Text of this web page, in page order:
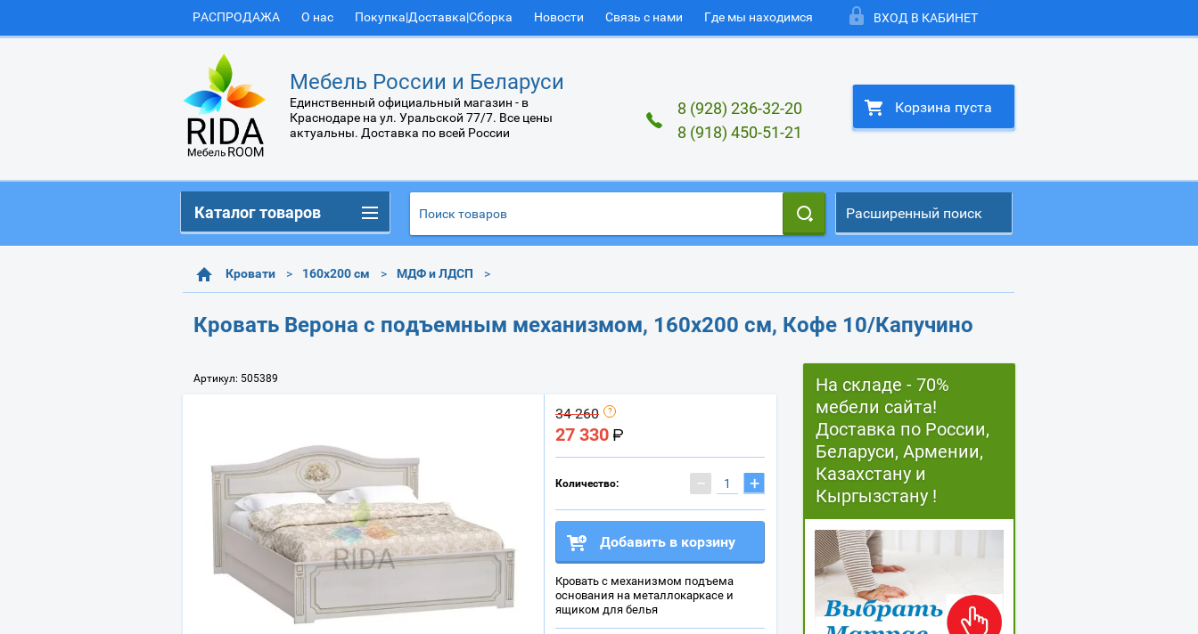
РАСПРОДАЖА О нас Покупка|Доставка|Сборка Новости Связь с нами Где мы находимся ВХОД В КАБИНЕТ
Мебель России и Беларуси
Единственный официальный магазин - в
Краснодаре на ул. Уральской 77/7. Все цены
актуальны. Доставка по всей России
8 (928) 236-32-20
8 (918) 450-51-21
Корзина пуста
Расширенный поиск
Кровати 160х200 см МДФ и ЛДСП
Кровать Верона с подъемным механизмом, 160х200 см, Кофе 10/Капучино
Артикул: 505389
34 260
27 330
Количество: − +
Добавить в корзину
Кровать с механизмом подъема
основания на металлокаркасе и
ящиком для белья
Каталог товаров
На складе - 70%
мебели сайта!
Доставка по России,
Беларуси, Армении,
Казахстану и
Кыргызстану !